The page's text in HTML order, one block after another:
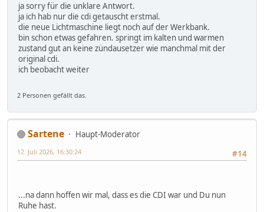
ja sorry für die unklare Antwort.
ja ich hab nur die cdi getauscht erstmal.
die neue Lichtmaschine liegt noch auf der Werkbank.
bin schon etwas gefahren. springt im kalten und warmen
zustand gut an keine zündausetzer wie manchmal mit der
original cdi.
ich beobacht weiter
2 Personen gefällt das.
Sartene
Haupt-Moderator
#14
12. Juli 2026, 16:30:24
...na dann hoffen wir mal, dass es die CDI war und Du nun
Ruhe hast.